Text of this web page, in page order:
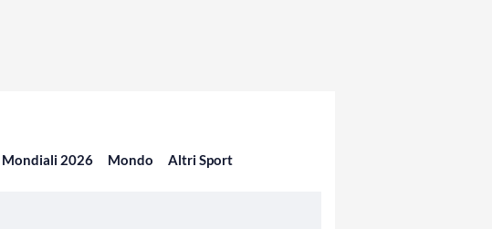
Mondiali 2026 Mondo Altri Sport